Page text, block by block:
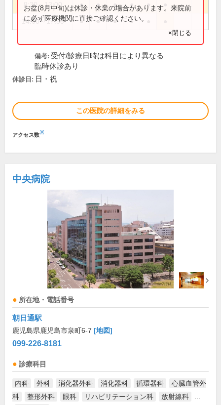
8:30～13:00 ● ● ● ● ●
14:00～17:30 ● ● ● ●
お盆(8月中旬)は休診・休業の場合があります。来院前
に必ず医療機関に直接ご確認ください。
×閉じる
備考: 受付/診療日時は科目により異なる
臨時休診あり
休診日: 日・祝
この医院の詳細をみる
アクセス数※
中央病院
所在地・電話番号
朝日通駅
鹿児島県鹿児島市泉町6-7 [地図]
099-226-8181
診療科目
内科 外科 消化器外科 消化器科 循環器科
心臓血管外
科
整形外科 眼科 リハビリテーション科 放射線科